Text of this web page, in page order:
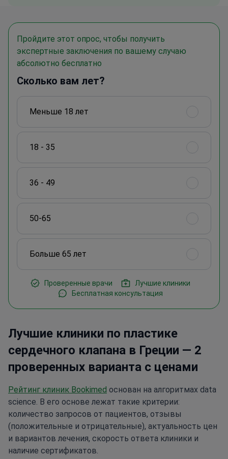
Пройдите этот опрос, чтобы получить
экспертные заключения по вашему случаю
абсолютно бесплатно
Сколько вам лет?
Меньше 18 лет
18 - 35
36 - 49
50-65
Больше 65 лет
Проверенные врачи
Лучшие клиники
Бесплатная консультация
Лучшие клиники по пластике
сердечного клапана в Греции — 2
проверенных варианта с ценами
Рейтинг клиник Bookimed основан на алгоритмах data
science. В его основе лежат такие критерии:
количество запросов от пациентов, отзывы
(положительные и отрицательные), актуальность цен
и вариантов лечения, скорость ответа клиники и
наличие сертификатов.